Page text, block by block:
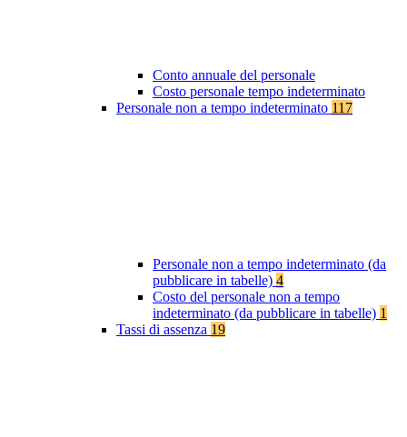
Conto annuale del personale
Costo personale tempo indeterminato
Personale non a tempo indeterminato 117
Personale non a tempo indeterminato (da
pubblicare in tabelle) 4
Costo del personale non a tempo
indeterminato (da pubblicare in tabelle) 1
Tassi di assenza 19